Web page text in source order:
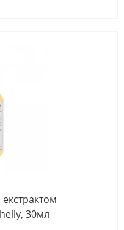
екстрактом
30мл